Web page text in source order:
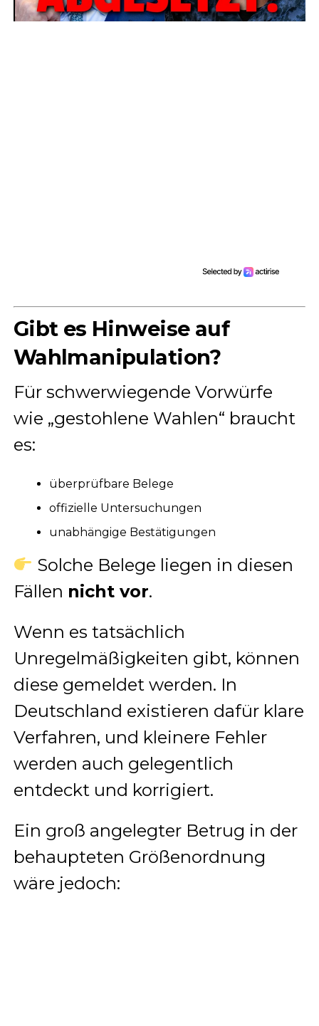
Gibt es Hinweise auf
Wahlmanipulation?
Für schwerwiegende Vorwürfe
wie „gestohlene Wahlen“ braucht
es:
überprüfbare Belege
offizielle Untersuchungen
unabhängige Bestätigungen
Solche Belege liegen in diesen
Fällen nicht vor.
Wenn es tatsächlich
Unregelmäßigkeiten gibt, können
diese gemeldet werden. In
Deutschland existieren dafür klare
Verfahren, und kleinere Fehler
werden auch gelegentlich
entdeckt und korrigiert.
Ein groß angelegter Betrug in der
behaupteten Größenordnung
wäre jedoch: